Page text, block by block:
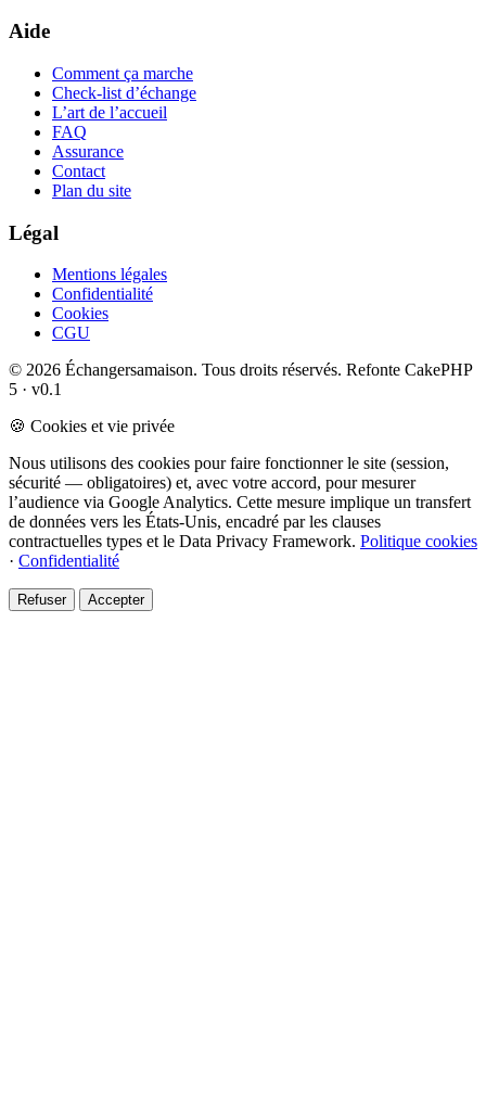
Aide
Comment ça marche
Check-list d’échange
L’art de l’accueil
FAQ
Assurance
Contact
Plan du site
Légal
Mentions légales
Confidentialité
Cookies
CGU
© 2026 Échangersamaison. Tous droits réservés. Refonte CakePHP
5 · v0.1
🍪 Cookies et vie privée
Nous utilisons des cookies pour faire fonctionner le site (session,
sécurité — obligatoires) et, avec votre accord, pour mesurer
l’audience via Google Analytics. Cette mesure implique un transfert
de données vers les États-Unis, encadré par les clauses
contractuelles types et le Data Privacy Framework. Politique cookies
· Confidentialité
Refuser Accepter